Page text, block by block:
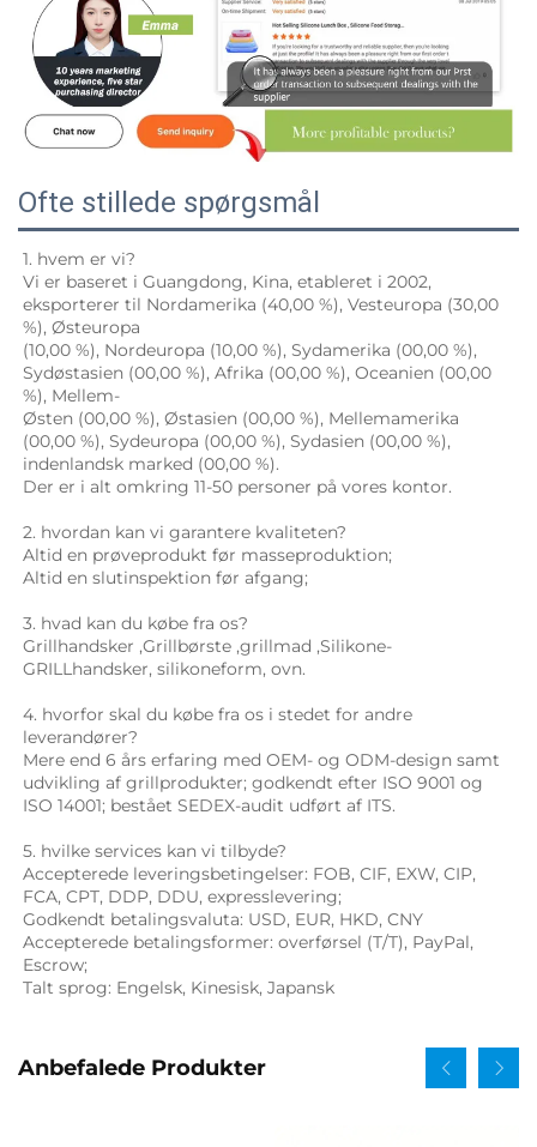
Ofte stillede spørgsmål
1. hvem er vi?
Vi er baseret i Guangdong, Kina, etableret i 2002,
eksporterer til Nordamerika (40,00 %), Vesteuropa (30,00
%), Østeuropa
(10,00 %), Nordeuropa (10,00 %), Sydamerika (00,00 %),
Sydøstasien (00,00 %), Afrika (00,00 %), Oceanien (00,00
%), Mellem-
Østen (00,00 %), Østasien (00,00 %), Mellemamerika
(00,00 %), Sydeuropa (00,00 %), Sydasien (00,00 %),
indenlandsk marked (00,00 %).
Der er i alt omkring 11-50 personer på vores kontor.
2. hvordan kan vi garantere kvaliteten?
Altid en prøveprodukt før masseproduktion;
Altid en slutinspektion før afgang;
3. hvad kan du købe fra os?
Grillhandsker ,Grillbørste ,grillmad ,Silikone-
GRILLhandsker, silikoneform, ovn.
4. hvorfor skal du købe fra os i stedet for andre
leverandører?
Mere end 6 års erfaring med OEM- og ODM-design samt
udvikling af grillprodukter; godkendt efter ISO 9001 og
ISO 14001; bestået SEDEX-audit udført af ITS.
5. hvilke services kan vi tilbyde?
Accepterede leveringsbetingelser: FOB, CIF, EXW, CIP,
FCA, CPT, DDP, DDU, expresslevering;
Godkendt betalingsvaluta: USD, EUR, HKD, CNY
Accepterede betalingsformer: overførsel (T/T), PayPal,
Escrow;
Talt sprog: Engelsk, Kinesisk, Japansk
Anbefalede Produkter